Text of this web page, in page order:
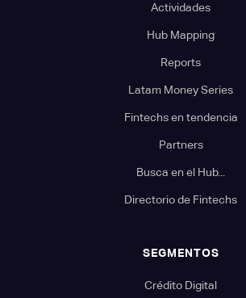
Actividades
Hub Mapping
Reports
Latam Money Series
Fintechs en tendencia
Partners
Busca en el Hub...
Directorio de Fintechs
SEGMENTOS
Crédito Digital